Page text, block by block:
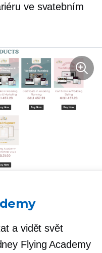
ve svatebním
a vidět svět
Flying Academy